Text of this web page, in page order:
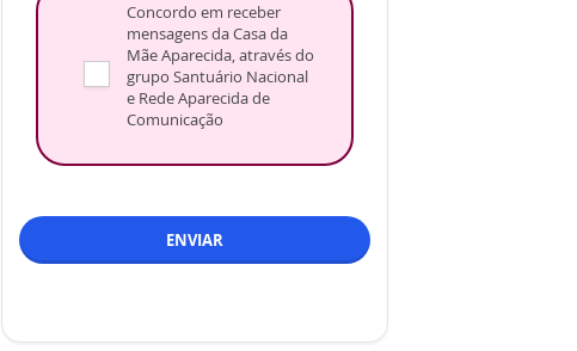
Concordo em receber
mensagens da Casa da
Mãe Aparecida, através do
grupo Santuário Nacional
e Rede Aparecida de
Comunicação
ENVIAR